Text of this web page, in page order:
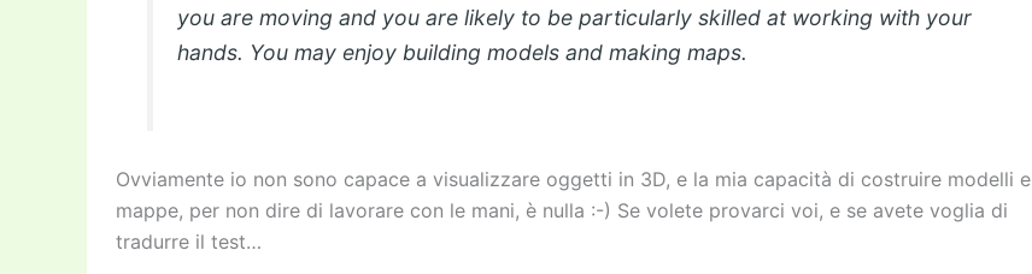
you are moving and you are likely to be particularly skilled at working with your
hands. You may enjoy building models and making maps.
Ovviamente io non sono capace a visualizzare oggetti in 3D, e la mia capacità di costruire modelli e
mappe, per non dire di lavorare con le mani, è nulla :-) Se volete provarci voi, e se avete voglia di
tradurre il test…